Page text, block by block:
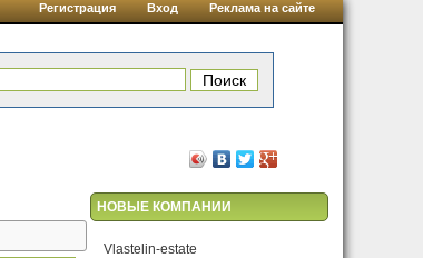
Регистрация Вход Реклама на сайте
НОВЫЕ КОМПАНИИ
Vlastelin-estate